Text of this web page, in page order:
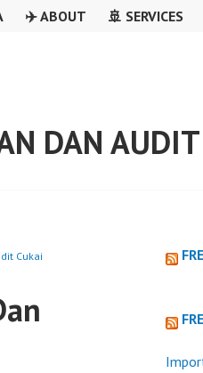
✈️ ABOUT 🚢 SERVICES
DAN
Cukai